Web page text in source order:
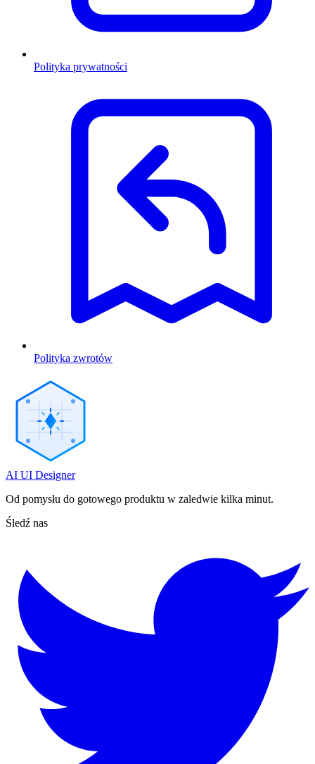
Polityka prywatności
Polityka zwrotów
AI UI Designer
Od pomysłu do gotowego produktu w zaledwie kilka minut.
Śledź nas